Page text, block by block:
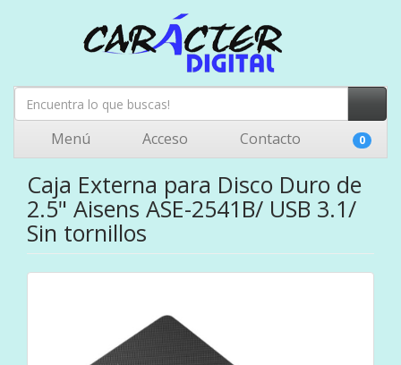
Menú Acceso Contacto 0
Caja Externa para Disco Duro de
2.5" Aisens ASE-2541B/ USB 3.1/
Sin tornillos